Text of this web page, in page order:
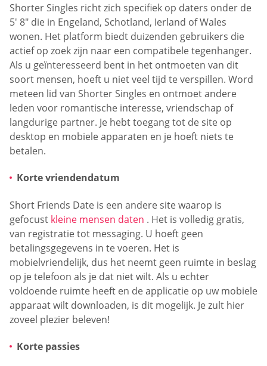
Shorter Singles richt zich specifiek op daters onder de
5′ 8″ die in Engeland, Schotland, Ierland of Wales
wonen. Het platform biedt duizenden gebruikers die
actief op zoek zijn naar een compatibele tegenhanger.
Als u geïnteresseerd bent in het ontmoeten van dit
soort mensen, hoeft u niet veel tijd te verspillen. Word
meteen lid van Shorter Singles en ontmoet andere
leden voor romantische interesse, vriendschap of
langdurige partner. Je hebt toegang tot de site op
desktop en mobiele apparaten en je hoeft niets te
betalen.
Korte vriendendatum
Short Friends Date is een andere site waarop is
gefocust kleine mensen daten . Het is volledig gratis,
van registratie tot messaging. U hoeft geen
betalingsgegevens in te voeren. Het is
mobielvriendelijk, dus het neemt geen ruimte in beslag
op je telefoon als je dat niet wilt. Als u echter
voldoende ruimte heeft en de applicatie op uw mobiele
apparaat wilt downloaden, is dit mogelijk. Je zult hier
zoveel plezier beleven!
Korte passies